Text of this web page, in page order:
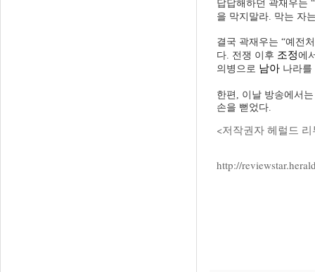
답답해하던 곽재우는
을 막지말라. 막는 자
결국 곽재우는 “예전
다. 전쟁 이후 조정에
의병으로 남아 나라
한편, 이날 방송에서
손을 뻗었다.
<저작권자 헤럴드
http://